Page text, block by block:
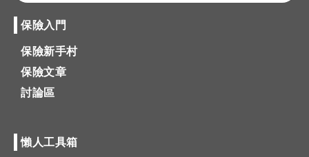
保險入門
保險新手村
保險文章
討論區
懶人工具箱